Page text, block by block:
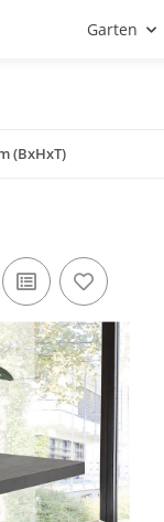
Garten
(BxHxT)